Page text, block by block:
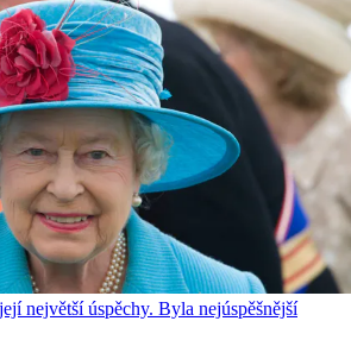
největší úspěchy. Byla nejúspěšnější